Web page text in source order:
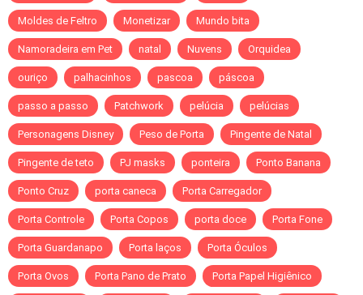
Moldes de Feltro Monetizar Mundo bita
Namoradeira em Pet natal Nuvens Orquidea
ouriço palhacinhos pascoa páscoa
passo a passo Patchwork pelúcia pelúcias
Personagens Disney Peso de Porta Pingente de Natal
Pingente de teto PJ masks ponteira Ponto Banana
Ponto Cruz porta caneca Porta Carregador
Porta Controle Porta Copos porta doce Porta Fone
Porta Guardanapo Porta laços Porta Óculos
Porta Ovos Porta Pano de Prato Porta Papel Higiênico